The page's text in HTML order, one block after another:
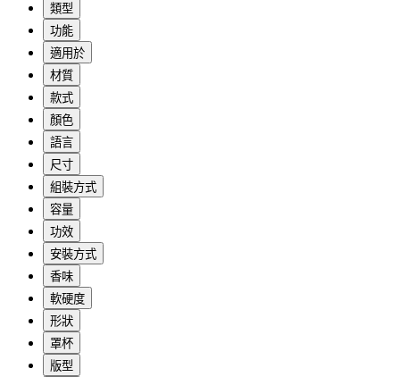
類型
功能
適用於
材質
款式
顏色
語言
尺寸
組裝方式
容量
功效
安裝方式
香味
軟硬度
形狀
罩杯
版型